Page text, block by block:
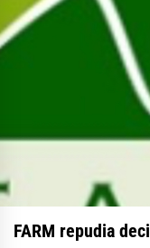
FARM repudia